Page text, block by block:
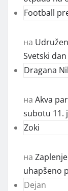
Football
на
Svetski
Dragana
на Akva
subotu 11.
Zoki
на
uhapšeno
Dejan